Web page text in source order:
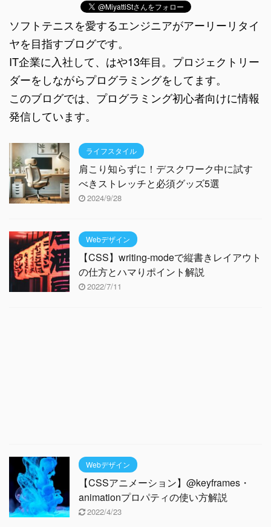
ソフトテニスを愛するエンジニアがアーリーリタイ
ヤを目指すブログです。
IT企業に入社して、はや13年目。プロジェクトリー
ダーをしながらプログラミングをしてます。
このブログでは、プログラミング初心者向けに情報
発信しています。
ライフスタイル
肩こり知らずに！デスクワーク中に試す
べきストレッチと必須グッズ5選
2024/9/28
Webデザイン
【CSS】writing-modeで縦書きレイアウト
の仕方とハマりポイント解説
2022/7/11
Webデザイン
【CSSアニメーション】@keyframes・
animationプロパティの使い方解説
2022/4/23